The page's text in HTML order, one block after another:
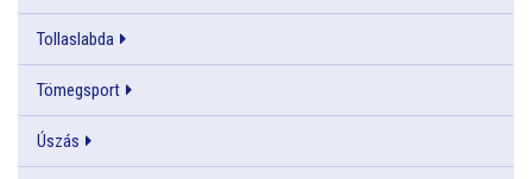
Tollaslabda
Tömegsport
Úszás